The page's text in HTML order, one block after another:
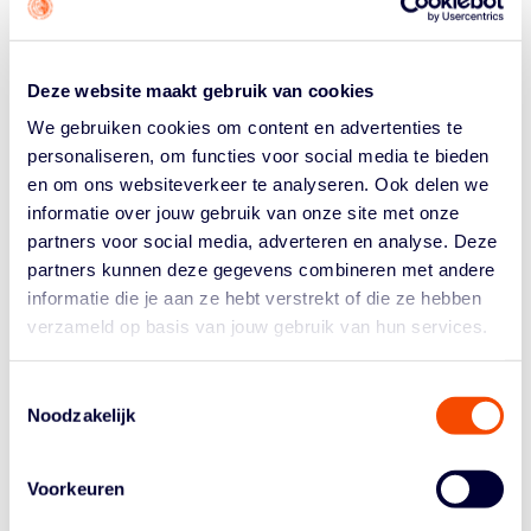
Deze website maakt gebruik van cookies
We gebruiken cookies om content en advertenties te
personaliseren, om functies voor social media te bieden
en om ons websiteverkeer te analyseren. Ook delen we
informatie over jouw gebruik van onze site met onze
partners voor social media, adverteren en analyse. Deze
partners kunnen deze gegevens combineren met andere
informatie die je aan ze hebt verstrekt of die ze hebben
verzameld op basis van jouw gebruik van hun services.
Noodzakelijk
Voorkeuren
Grasshoppers sluit de eerste helft van het seizoen
foutloos af door deze gemakkelijke winst. Floortje van
uit de boxscore voor Grasshoppers, dat de hele
wedstrijd domineerde. Mex Sjollema (11 pts) was de
enige Hammer in dubbele cijfers. De ploeg blijft zoeken
naar zijn eerste overwinning in de WBL.
JOLLY JUMPERS – STARTPORTAAL-RENZA
AIRFLOW BINNENLAND: 82-40
Boxscore
Het begint als een gebroken plaat te klinken: Jolly
staat. Jade Brughuis (19 pts, 4 reb, 5 ast, 3 stl) en Anke
Rikhof (16 pts, 12 reb, 6 stl) hadden goede allround
speelsters. Van hen scoorden Eve Blagrove (13 pts) en